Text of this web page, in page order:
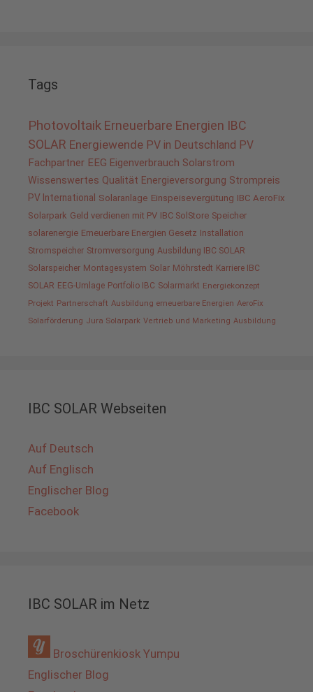
Tags
Photovoltaik Erneuerbare Energien IBC
SOLAR Energiewende PV in Deutschland PV
Fachpartner EEG Eigenverbrauch Solarstrom
Wissenswertes Qualität Energieversorgung Strompreis
PV International Solaranlage Einspeisevergütung IBC AeroFix
Solarpark Geld verdienen mit PV IBC SolStore Speicher
solarenergie Erneuerbare Energien Gesetz Installation
Stromspeicher Stromversorgung Ausbildung IBC SOLAR
Solarspeicher Montagesystem Solar Möhrstedt Karriere IBC
SOLAR EEG-Umlage Portfolio IBC Solarmarkt Energiekonzept
Projekt Partnerschaft Ausbildung erneuerbare Energien AeroFix
Solarförderung Jura Solarpark Vertrieb und Marketing Ausbildung
IBC SOLAR Webseiten
Auf Deutsch
Auf Englisch
Englischer Blog
Facebook
IBC SOLAR im Netz
Broschürenkiosk Yumpu
Englischer Blog